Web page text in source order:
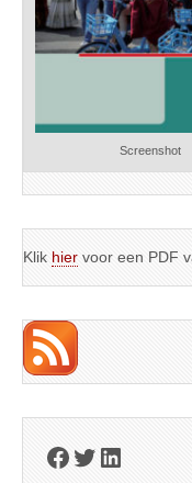
Screenshot
Klik hier voor een PDF
Facebook
Twitter
LinkedIn